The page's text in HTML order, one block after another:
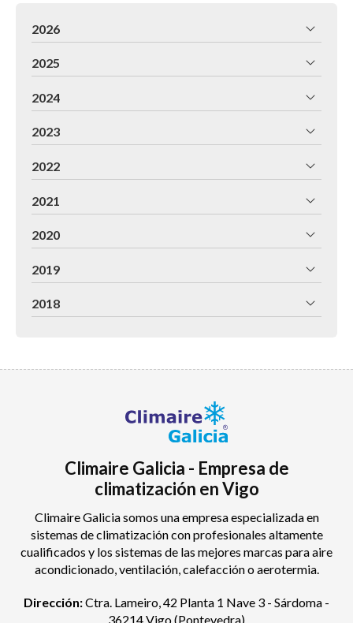
2026
2025
2024
2023
2022
2021
2020
2019
2018
Climaire Galicia - Empresa de
climatización en Vigo
Climaire Galicia somos una empresa especializada en
sistemas de climatización con profesionales altamente
cualificados y los sistemas de las mejores marcas para aire
acondicionado, ventilación, calefacción o aerotermia.
Dirección:Ctra. Lameiro, 42 Planta 1 Nave 3 - Sárdoma -
36214 Vigo(Pontevedra)